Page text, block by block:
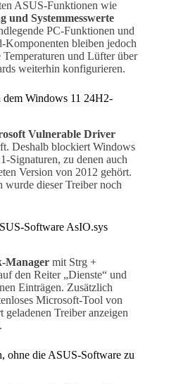
ASUS-Funktionen wie
und Systemmesswerte
PC-Funktionen und
bleiben jedoch
und Lüfter über
weiterhin konfigurieren.
dem Windows 11 24H2-
Vulnerable Driver
Deshalb blockiert Windows
Signaturen, zu denen auch
Version von 2012 gehört.
dieser Treiber noch
Software AsIO.sys
Manager mit Strg +
den Reiter „Dienste“ und
Einträgen. Zusätzlich
Microsoft-Tool von
geladenen Treiber anzeigen
ohne die ASUS-Software zu